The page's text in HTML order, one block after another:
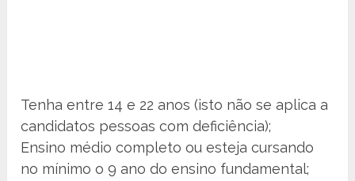
Tenha entre 14 e 22 anos (isto não se aplica a
candidatos pessoas com deficiência);
Ensino médio completo ou esteja cursando
no mínimo o 9 ano do ensino fundamental;